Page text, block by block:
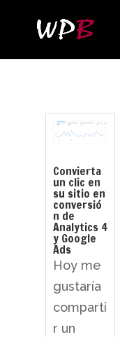
Convierta
un clic en
su sitio en
conversió
n de
Analytics 4
y Google
Ads
Hoy me
gustaría
comparti
r un